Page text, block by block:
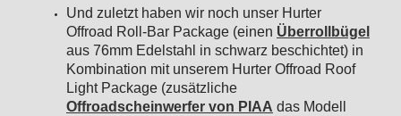
Und zuletzt haben wir noch unser Hurter
Offroad Roll-Bar Package (einen Überrollbügel
aus 76mm Edelstahl in schwarz beschichtet) in
Kombination mit unserem Hurter Offroad Roof
Light Package (zusätzliche
Offroadscheinwerfer von PIAA das Modell